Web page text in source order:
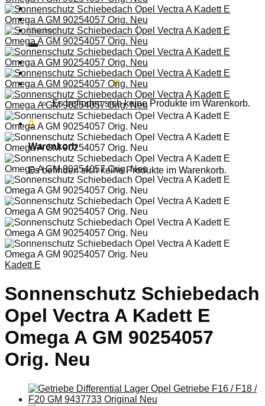
Teileliste
Suchen
nach:
Anmelden
Warenkorb /0,00 € 0
Es befinden sich keine Produkte im Warenkorb.
0
Warenkorb
Es befinden sich keine Produkte im Warenkorb.
Kadett E
Sonnenschutz Schiebedach
Opel Vectra A Kadett E
Omega A GM 90254057
Orig. Neu